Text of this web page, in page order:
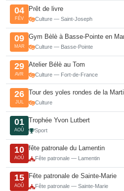
04
FÉV
Prêt de livre
Culture — Saint-Joseph
09
MAR
Gym Bèlè à Basse-Pointe en
Culture — Basse-Pointe
29
AVR
Atelier Bélè au Tom
Culture — Fort-de-France
26
JUL
Tour des yoles rondes de la
Culture
01
AOÛ
Trophée Yvon Lutbert
Sport
10
AOÛ
fête patronale du Lamentin
Fête patronale — Lamentin
15
AOÛ
Fête patronale de Sainte-Marie
Fête patronale — Sainte-Marie